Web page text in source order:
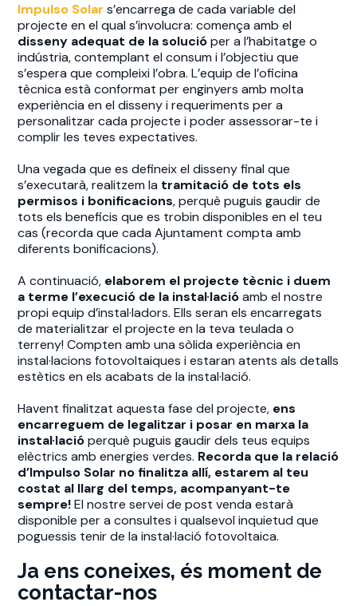
Impulso Solar s’encarrega de cada variable del
projecte en el qual s’involucra: comença amb el
disseny adequat de la solucióper a l’habitatge o
indústria, contemplant el consum i l’objectiu que
s’espera que compleixi l’obra. L’equip de l’oficina
tècnica està conformat per enginyers amb molta
experiència en el disseny i requeriments per a
personalitzar cada projecte i poder assessorar-te i
complir les teves expectatives.
Una vegada que es defineix el disseny final que
s’executarà, realitzem la tramitació de tots els
permisos i bonificacions, perquè puguis gaudir de
tots els beneficis que es trobin disponibles en el teu
cas (recorda que cada Ajuntament compta amb
diferents bonificacions).
A continuació, elaborem el projecte tècnic i duem
a terme l’execució de la instal·lacióamb el nostre
propi equip d’instal·ladors. Ells seran els encarregats
de materialitzar el projecte en la teva teulada o
terreny! Compten amb una sòlida experiència en
instal·lacions fotovoltaiques i estaran atents als detalls
estètics en els acabats de la instal·lació.
Havent finalitzat aquesta fase del projecte, ens
encarreguem de legalitzar i posar en marxa la
instal·lacióperquè puguis gaudir dels teus equips
elèctrics amb energies verdes. Recorda que la relació
d’Impulso Solar no finalitza allí, estarem al teu
costat al llarg del temps, acompanyant-te
sempre!El nostre servei de post venda estarà
disponible per a consultes i qualsevol inquietud que
poguessis tenir de la instal·lació fotovoltaica.
Ja ens coneixes, és moment de
contactar-nos